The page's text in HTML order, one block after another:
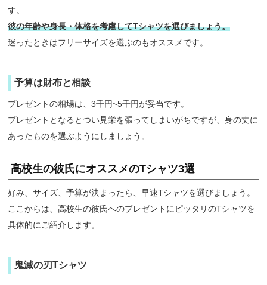
す。
彼の年齢や身長・体格を考慮してTシャツを選びましょう。
迷ったときはフリーサイズを選ぶのもオススメです。
予算は財布と相談
プレゼントの相場は、3千円~5千円が妥当です。
プレゼントとなるとつい見栄を張ってしまいがちですが、身の丈に
あったものを選ぶようにしましょう。
高校生の彼氏にオススメのTシャツ3選
好み、サイズ、予算が決まったら、早速Tシャツを選びましょう。
ここからは、高校生の彼氏へのプレゼントにピッタリのTシャツを
具体的にご紹介します。
鬼滅の刃Tシャツ